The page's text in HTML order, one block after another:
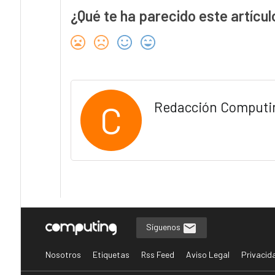
¿Qué te ha parecido este
C Redacción
Síguenos
Nosotros Etiquetas Rss Feed Aviso Legal